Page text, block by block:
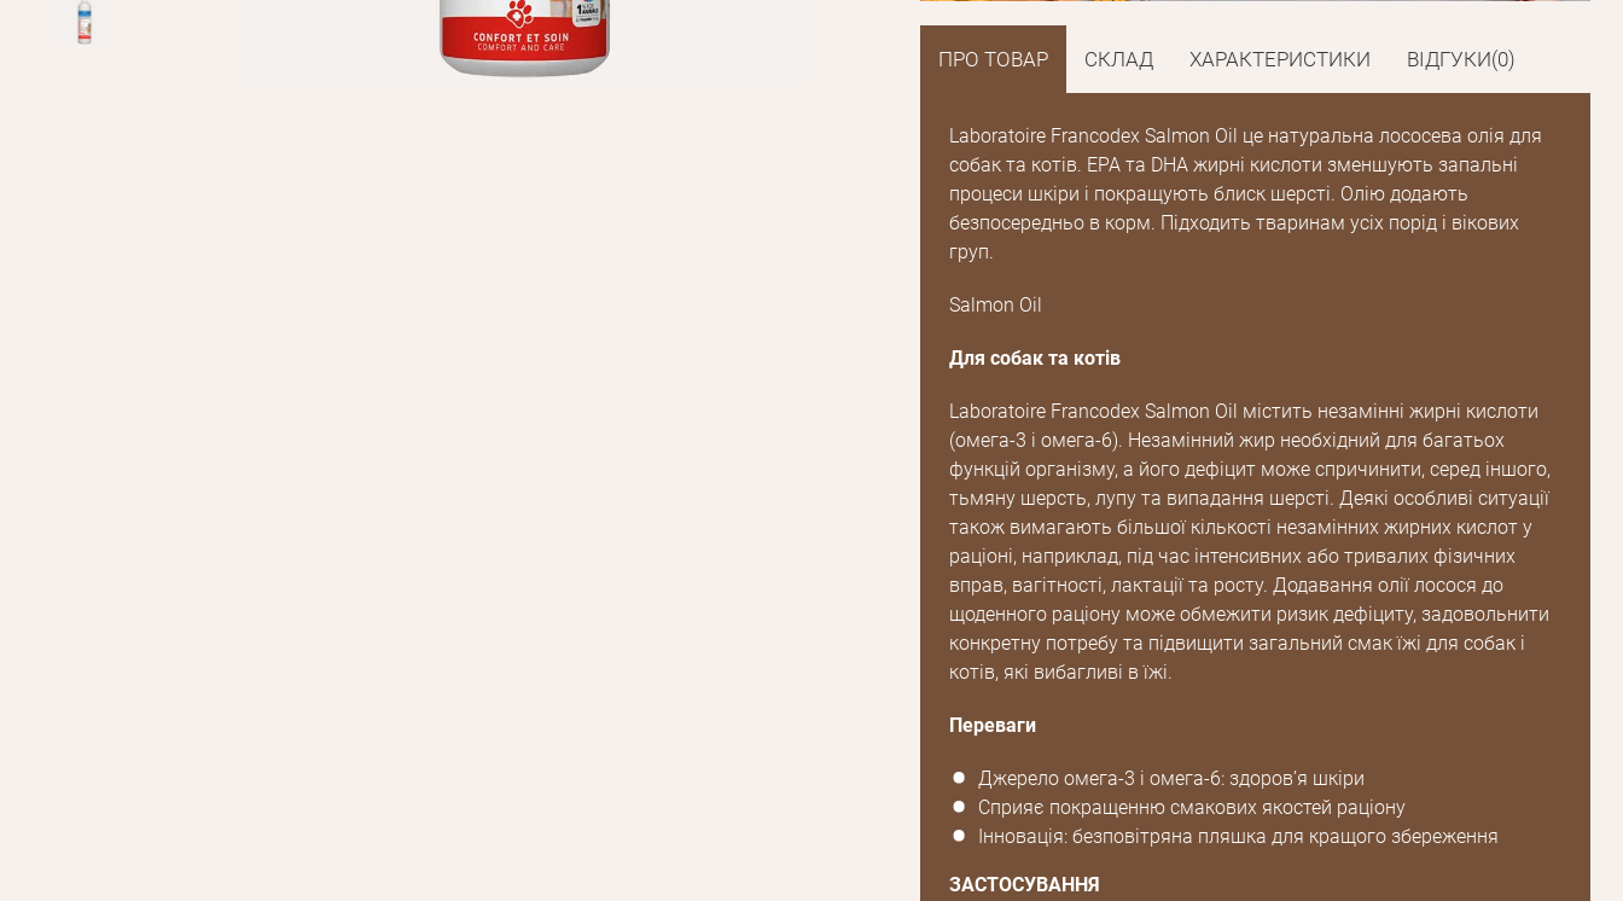
ПРО ТОВАР СКЛАД ХАРАКТЕРИСТИКИ ВІДГУКИ(0)
Laboratoire Francodex Salmon Oil це натуральна лососева олія для
собак та котів. EPA та DHA жирні кислоти зменшують запальні
процеси шкіри і покращують блиск шерсті. Олію додають
безпосередньо в корм. Підходить тваринам усіх порід і вікових
груп.
Salmon Oil
Для собак та котів
Laboratoire Francodex Salmon Oil містить незамінні жирні кислоти
(омега-3 і омега-6). Незамінний жир необхідний для багатьох
функцій організму, а його дефіцит може спричинити, серед іншого,
тьмяну шерсть, лупу та випадання шерсті. Деякі особливі ситуації
також вимагають більшої кількості незамінних жирних кислот у
раціоні, наприклад, під час інтенсивних або тривалих фізичних
вправ, вагітності, лактації та росту. Додавання олії лосося до
щоденного раціону може обмежити ризик дефіциту, задовольнити
конкретну потребу та підвищити загальний смак їжі для собак і
котів, які вибагливі в їжі.
Переваги
Джерело омега-3 і омега-6: здоров’я шкіри
Сприяє покращенню смакових якостей раціону
Інновація: безповітряна пляшка для кращого збереження
ЗАСТОСУВАННЯ